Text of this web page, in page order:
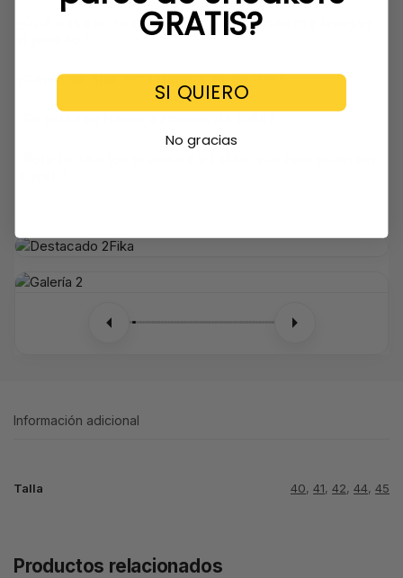
¿Qué pasa si no estoy en casa cuando me traigan
¿Cómo sé que esta página es de fiar?
Información adicional
Talla 40, 41, 42, 44, 45
Productos relacionados
GRATIS?
SI QUIERO
No gracias